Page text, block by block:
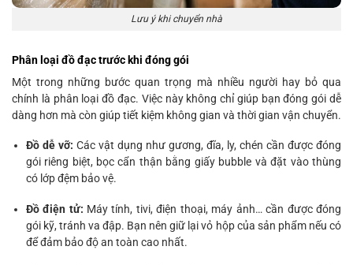
Lưu ý khi chuyển nhà
Phân loại đồ đạc trước khi đóng gói
Một trong những bước quan trọng mà nhiều người hay bỏ qua
chính là phân loại đồ đạc. Việc này không chỉ giúp bạn đóng gói dễ
dàng hơn mà còn giúp tiết kiệm không gian và thời gian vận chuyển.
Đồ dễ vỡ: Các vật dụng như gương, đĩa, ly, chén cần được đóng
gói riêng biệt, bọc cẩn thận bằng giấy bubble và đặt vào thùng
có lớp đệm bảo vệ.
Đồ điện tử: Máy tính, tivi, điện thoại, máy ảnh… cần được đóng
gói kỹ, tránh va đập. Bạn nên giữ lại vỏ hộp của sản phẩm nếu có
để đảm bảo độ an toàn cao nhất.